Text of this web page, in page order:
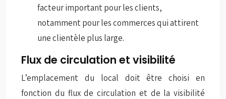
facteur important pour les clients,
notamment pour les commerces qui attirent
une clientèle plus large.
Flux de circulation et visibilité
L’emplacement du local doit être choisi en
fonction du flux de circulation et de la visibilité